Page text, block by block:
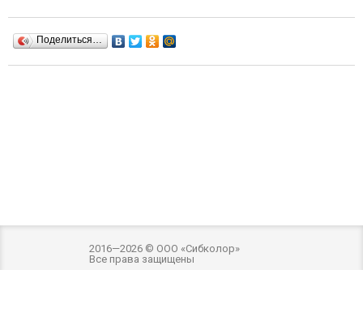
Поделиться…
2016—2026 © ООО «Сибколор»
Все права защищены